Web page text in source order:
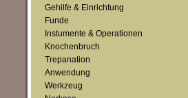
Gehilfe & Einrichtung
Funde
Instumente & Operationen
Knochenbruch
Trepanation
Anwendung
Werkzeug